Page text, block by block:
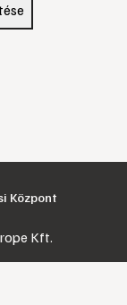
Központ
Kft.